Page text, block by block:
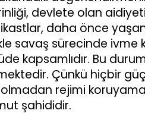
devlete olan
daha önce
savaş sürecinde ivme
kapsamlıdır. Bu
Çünkü hiçbir
rejimi
şahididir.